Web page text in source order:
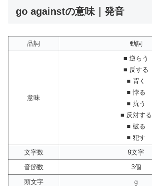
go againstの意味｜発音
品詞 動詞
意味
■ 逆らう
■ 反する
■ 背く
■ 悖る
■ 抗う
■ 反対する
■ 破る
■ 犯す
文字数
9文字
音節数
3個
頭文字
g